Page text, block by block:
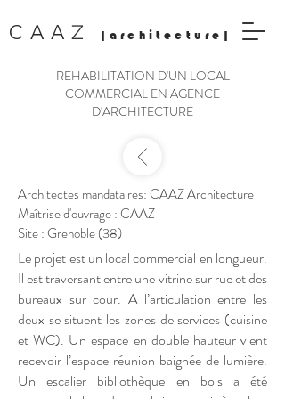
CAA Z |architecture|
REHABILITATION D'UN LOCAL
COMMERCIAL EN AGENCE
D'ARCHITECTURE
Architectes mandataires: CAAZ Architecture
Maîtrise d'ouvrage : CAAZ
Site : Grenoble (38)
Le projet est un local commercial en longueur.
Il est traversant entre une vitrine sur rue et des
bureaux sur cour. A l’articulation entre les
deux se situent les zones de services (cuisine
et WC). Un espace en double hauteur vient
recevoir l’espace réunion baignée de lumière.
Un escalier bibliothèque en bois a été